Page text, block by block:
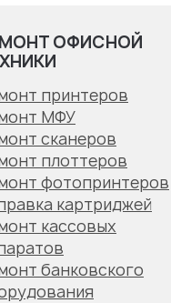
ОФИСНОЙ
принтеров
МФУ
сканеров
плоттеров
фотопринтеров
картриджей
кассовых
банковского